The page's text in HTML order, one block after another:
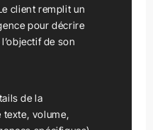
client remplit un
pour décrire
de son
de la
texte, volume,